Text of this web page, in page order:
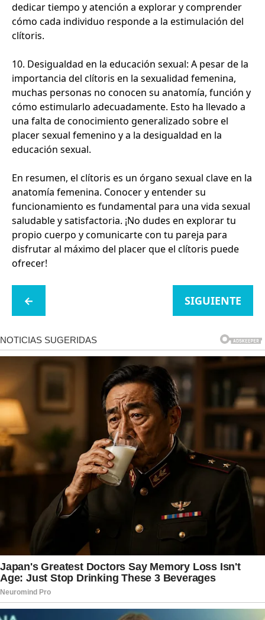
dedicar tiempo y atención a explorar y comprender
cómo cada individuo responde a la estimulación del
clítoris.
10. Desigualdad en la educación sexual: A pesar de la
importancia del clítoris en la sexualidad femenina,
muchas personas no conocen su anatomía, función y
cómo estimularlo adecuadamente. Esto ha llevado a
una falta de conocimiento generalizado sobre el
placer sexual femenino y a la desigualdad en la
educación sexual.
En resumen, el clítoris es un órgano sexual clave en la
anatomía femenina. Conocer y entender su
funcionamiento es fundamental para una vida sexual
saludable y satisfactoria. ¡No dudes en explorar tu
propio cuerpo y comunicarte con tu pareja para
disfrutar al máximo del placer que el clítoris puede
ofrecer!
← SIGUIENTE